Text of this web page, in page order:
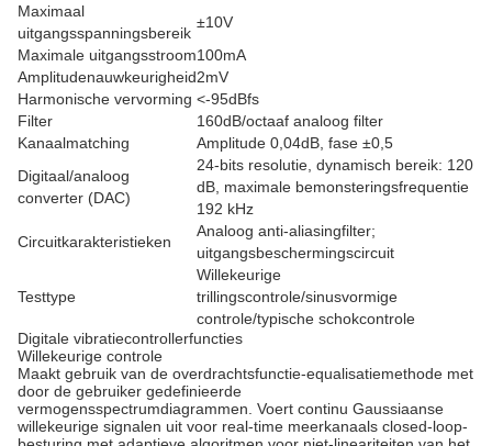
Maximaal
uitgangsspanningsbereik
±10V
Maximale uitgangsstroom100mA
Amplitudenauwkeurigheid2mV
Harmonische vervorming <-95dBfs
Filter
160dB/octaaf analoog filter
Kanaalmatching
Amplitude 0,04dB, fase ±0,5
Digitaal/analoog
converter (DAC)
24-bits resolutie, dynamisch bereik: 120
dB, maximale bemonsteringsfrequentie
192 kHz
Circuitkarakteristieken
Analoog anti-aliasingfilter;
uitgangsbeschermingscircuit
Testtype
Willekeurige
trillingscontrole/sinusvormige
controle/typische schokcontrole
Digitale vibratiecontrollerfuncties
Willekeurige controle
Maakt gebruik van de overdrachtsfunctie-equalisatiemethode met
door de gebruiker gedefinieerde
vermogensspectrumdiagrammen. Voert continu Gaussiaanse
willekeurige signalen uit voor real-time meerkanaals closed-loop-